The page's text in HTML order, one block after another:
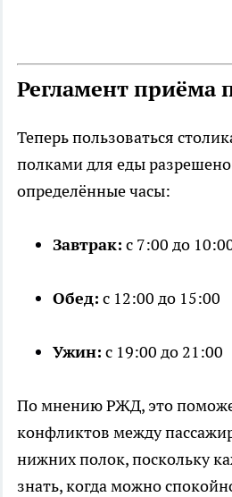
Регламент приёма
Теперь пользоваться
полками для еды разрешено
определённые часы:
Завтрак: с 7:00 до
Обед: с 12:00 до 15:00
Ужин: с 19:00 до 21:00
По мнению РЖД, это
конфликтов между
нижних полок, поскольку
знать, когда можно